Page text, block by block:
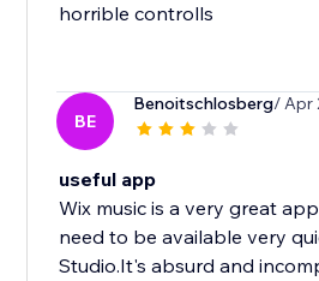
horrible controlls
BE
Benoitschlosberg/ Apr
useful app
Wix music is a very great
need to be available very
Studio.It's absurd and